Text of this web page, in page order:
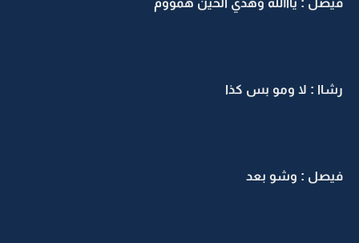
فيصل : يااالله وهذي الحين همووم
رشاا : لا ومو بس كذا
فيصل : وشو بعد